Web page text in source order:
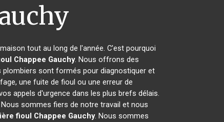
tout au long de l'année. C'est pourquoi
Chappee Gauchy. Nous offrons des
plombiers sont formés pour diagnostiquer et
une fuite de fioul ou une erreur de
appels d'urgence dans les plus brefs délais.
sommes fiers de notre travail et nous
fioul Chappee Gauchy. Nous sommes